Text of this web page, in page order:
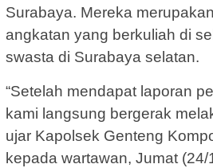
Surabaya. Mereka
angkatan yang berkuliah di
swasta di Surabaya selatan.
“Setelah mendapat laporan
kami langsung bergerak
ujar Kapolsek Genteng
kepada wartawan, Jumat (24/